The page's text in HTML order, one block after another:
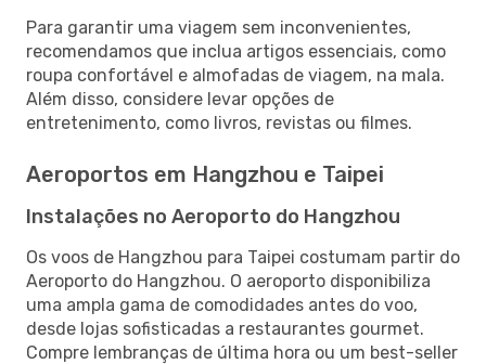
Para garantir uma viagem sem inconvenientes,
recomendamos que inclua artigos essenciais, como
roupa confortável e almofadas de viagem, na mala.
Além disso, considere levar opções de
entretenimento, como livros, revistas ou filmes.
Aeroportos em Hangzhou e Taipei
Instalações no Aeroporto do Hangzhou
Os voos de Hangzhou para Taipei costumam partir do
Aeroporto do Hangzhou. O aeroporto disponibiliza
uma ampla gama de comodidades antes do voo,
desde lojas sofisticadas a restaurantes gourmet.
Compre lembranças de última hora ou um best-seller